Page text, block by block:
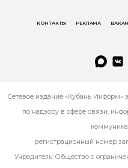
КОНТАКТЫ РЕКЛАМА
Сетевое издание «Кубань Информ»
по надзору в сфере связи,
регистрационный номер
Учредитель: Общество с